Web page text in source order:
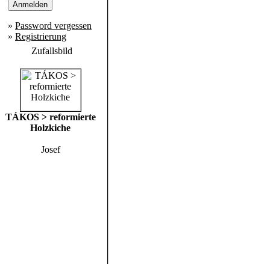
» Password vergessen
» Registrierung
Zufallsbild
TÁKOS > reformierte
Holzkiche
Josef